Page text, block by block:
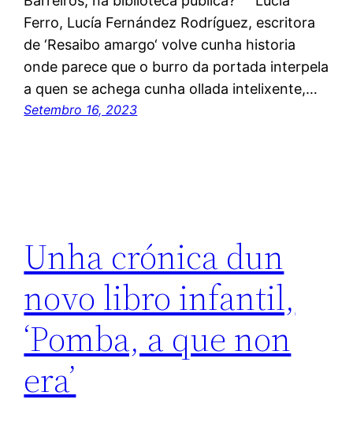
Ferro, Lucía Fernández Rodríguez, escritora
de ‘Resaibo amargo‘ volve cunha historia
onde parece que o burro da portada interpela
a quen se achega cunha ollada intelixente,…
Setembro 16, 2023
Unha crónica dun
novo libro infantil,
‘Pomba, a que non
era’